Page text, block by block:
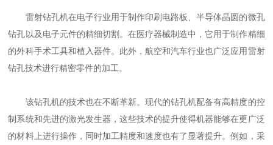
雷射钻孔机在电子行业用于制作印刷电路板、半导体晶圆的微孔
钻孔以及电子元件的精细切割。在医疗器械制造中，它用于制作精细
的外科手术工具和植入器件。此外，航空和汽车行业也广泛应用雷射
钻孔技术进行精密零件的加工。
该钻孔机的技术也在不断革新。现代的钻孔机配备有高精度的控
制系统和先进的激光发生器，这些技术的提升使得机器能够在更广泛
的材料上进行操作，同时加工精度和速度也有了显著提升。例如，采